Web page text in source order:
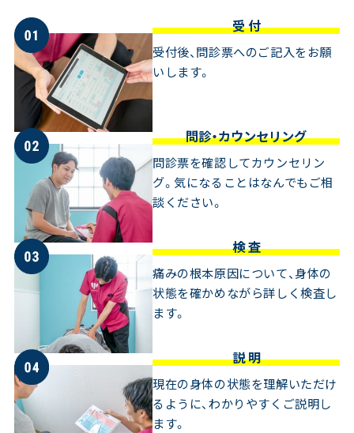
受 付
受付後、問診票へのご記入をお願
いします。
問診・カウンセリング
問診票を確認してカウンセリン
グ。気になることはなんでもご相
談ください。
検 査
痛みの根本原因について、身体の
状態を確かめながら詳しく検査し
ます。
説 明
現在の身体の状態を理解いただけ
るように、わかりやすくご説明し
ます。